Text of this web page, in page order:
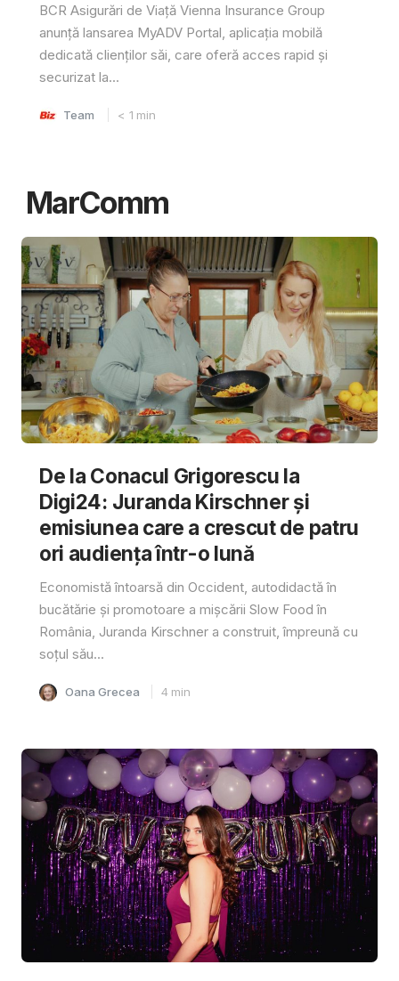
BCR Asigurări de Viață Vienna Insurance Group
anunță lansarea MyADV Portal, aplicația mobilă
dedicată clienților săi, care oferă acces rapid și
securizat la...
Team < 1 min
MarComm
De la Conacul Grigorescu la
Digi24: Juranda Kirschner și
emisiunea care a crescut de patru
ori audiența într-o lună
Economistă întoarsă din Occident, autodidactă în
bucătărie și promotoare a mișcării Slow Food în
România, Juranda Kirschner a construit, împreună cu
soțul său...
Oana Grecea 4 min